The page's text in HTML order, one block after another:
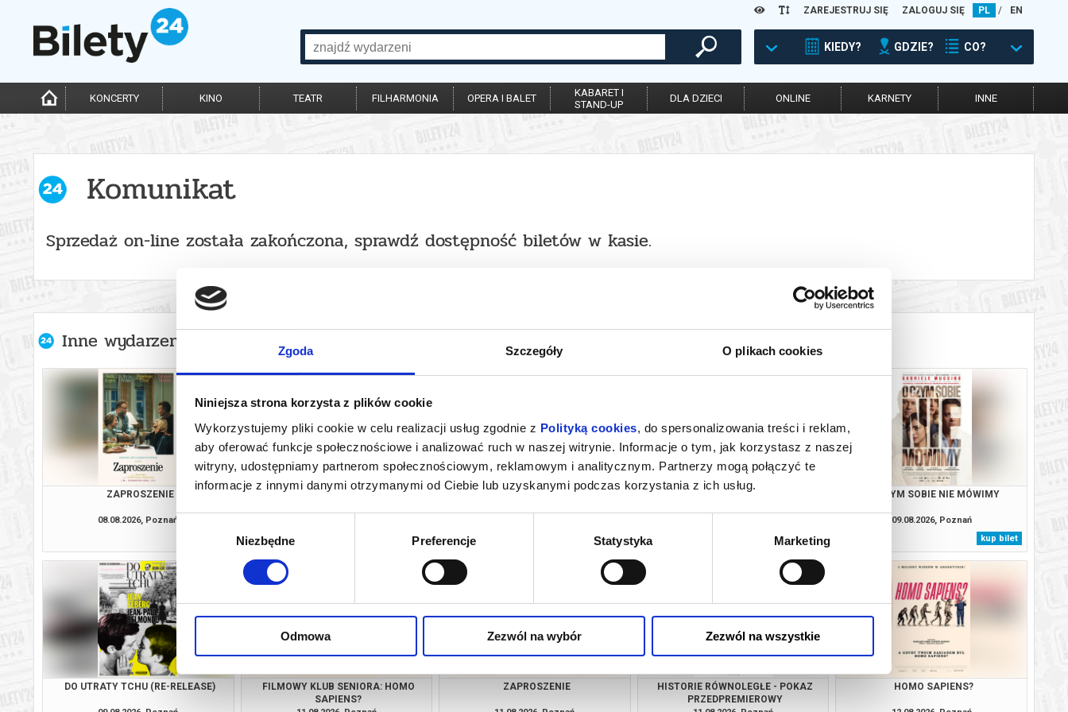
Zgoda Szczegóły O plikach cookies
Niniejsza strona korzysta z plików cookie
Wykorzystujemy pliki cookie w celu realizacji usług zgodnie z Polityką cookies, do spersonalizowania treści i reklam,
aby oferować funkcje społecznościowe i analizować ruch w naszej witrynie. Informacje o tym, jak korzystasz z naszej
witryny, udostępniamy partnerom społecznościowym, reklamowym i analitycznym. Partnerzy mogą połączyć te
informacje z innymi danymi otrzymanymi od Ciebie lub uzyskanymi podczas korzystania z ich usług.
Wybór
Niezbędne Preferencje Statystyka Marketing
Odmowa Zezwól na wybór Zezwól na wszystkie
ZAREJESTRUJ SIĘ ZALOGUJ SIĘ PL / EN
KIEDY? GDZIE? CO?
KONCERTY KINO TEATR FILHARMONIA OPERA I BALET
KABARET I
STAND-UP
DLA DZIECI ONLINE KARNETY INNE
Komunikat
Sprzedaż on-line została zakończona, sprawdź dostępność biletów w kasie.
Inne wydarzenia organizatora
ZAPROSZENIE
08.08.2026, Poznań
GORZKIE ŚWIĘTA - POKAZ
kup bilet
O CZYM SOBIE NIE MÓWIMY
kup bilet
ZAPROSZENIE
kup bilet
O CZYM SOBIE NIE MÓWIMY
09.08.2026, Poznań
kup bilet
DO UTRATY TCHU (RE-RELEASE)
FILMOWY KLUB SENIORA: HOMO
SAPIENS?
ZAPROSZENIE
HISTORIE RÓWNOLEGŁE - POKAZ
PRZEDPREMIEROWY
HOMO SAPIENS?